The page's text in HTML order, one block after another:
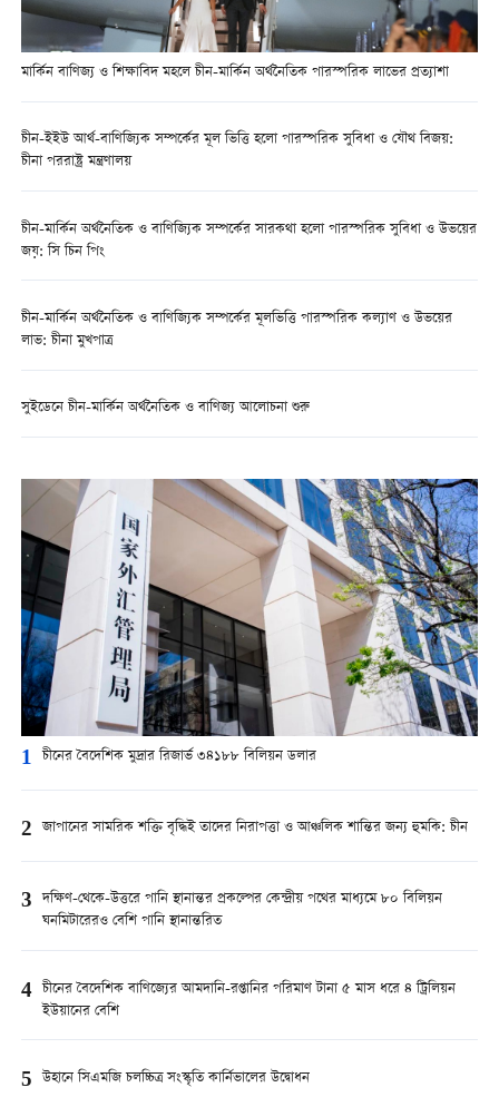
মার্কিন বাণিজ্য ও শিক্ষাবিদ মহলে চীন-মার্কিন অর্থনৈতিক পারস্পরিক লাভের প্রত্যাশা
চীন-ইইউ আর্থ-বাণিজ্যিক সম্পর্কের মূল ভিত্তি হলো পারস্পরিক সুবিধা ও যৌথ বিজয়:
চীনা পররাষ্ট্র মন্ত্রণালয়
চীন-মার্কিন অর্থনৈতিক ও বাণিজ্যিক সম্পর্কের সারকথা হলো পারস্পরিক সুবিধা ও উভয়ের
জয়: সি চিন পিং
চীন-মার্কিন অর্থনৈতিক ও বাণিজ্যিক সম্পর্কের মূলভিত্তি পারস্পরিক কল্যাণ ও উভয়ের
লাভ: চীনা মুখপাত্র
সুইডেনে চীন-মার্কিন অর্থনৈতিক ও বাণিজ্য আলোচনা শুরু
1 চীনের বৈদেশিক মুদ্রার রিজার্ভ ৩৪১৮৮ বিলিয়ন ডলার
2 জাপানের সামরিক শক্তি বৃদ্ধিই তাদের নিরাপত্তা ও আঞ্চলিক শান্তির জন্য হুমকি: চীন
3 দক্ষিণ-থেকে-উত্তরে পানি স্থানান্তর প্রকল্পের কেন্দ্রীয় পথের মাধ্যমে ৮০ বিলিয়ন
ঘনমিটারেরও বেশি পানি স্থানান্তরিত
4 চীনের বৈদেশিক বাণিজ্যের আমদানি-রপ্তানির পরিমাণ টানা ৫ মাস ধরে ৪ ট্রিলিয়ন
ইউয়ানের বেশি
5 উহানে সিএমজি চলচ্চিত্র সংস্কৃতি কার্নিভালের উদ্বোধন